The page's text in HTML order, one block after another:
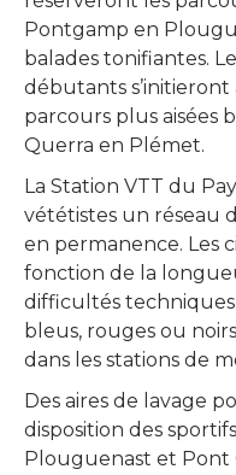
Pontgamp en
balades tonifiantes.
débutants
parcours plus aisées
Querra en Plémet.
La Station VTT du
vététistes un réseau
en permanence. Les
fonction de la
difficultés techniques
bleus, rouges ou
dans les stations de
Des aires de lavage
disposition des
Plouguenast et Pont